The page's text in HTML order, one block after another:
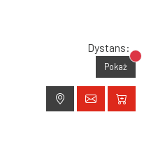
Dystans:
Pokaż